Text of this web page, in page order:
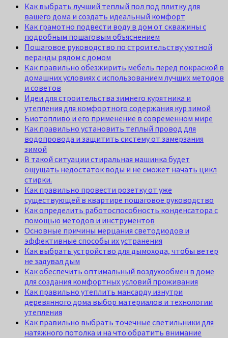
Как выбрать лучший теплый пол под плитку для
вашего дома и создать идеальный комфорт
Как грамотно подвести воду в дом от скважины с
подробным пошаговым объяснением
Пошаговое руководство по строительству уютной
веранды рядом с домом
Как правильно обезжирить мебель перед покраской в
домашних условиях с использованием лучших методов
и советов
Идеи для строительства зимнего курятника и
утепления для комфортного содержания кур зимой
Биотопливо и его применение в современном мире
Как правильно установить теплый провод для
водопровода и защитить систему от замерзания
зимой
В такой ситуации стиральная машинка будет
ощущать недостаток воды и не сможет начать цикл
стирки.
Как правильно провести розетку от уже
существующей в квартире пошаговое руководство
Как определить работоспособность конденсатора с
помощью методов и инструментов
Основные причины мерцания светодиодов и
эффективные способы их устранения
Как выбрать устройство для дымохода, чтобы ветер
не задувал дым
Как обеспечить оптимальный воздухообмен в доме
для создания комфортных условий проживания
Как правильно утеплить мансарду изнутри
деревянного дома выбор материалов и технологии
утепления
Как правильно выбрать точечные светильники для
натяжного потолка и на что обратить внимание